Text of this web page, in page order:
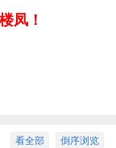
凤！
倒序浏览
看全部